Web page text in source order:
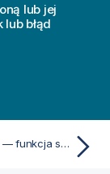
lub jej
błąd
RangeFractile — funkcja skryptu i funkcja wykresu